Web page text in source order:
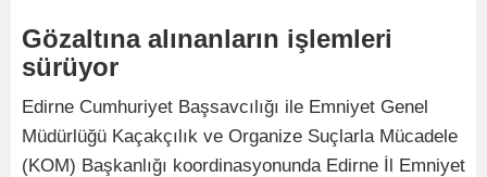
Gözaltına alınanların işlemleri
sürüyor
Edirne Cumhuriyet Başsavcılığı ile Emniyet Genel
Müdürlüğü Kaçakçılık ve Organize Suçlarla Mücadele
(KOM) Başkanlığı koordinasyonunda Edirne İl Emniyet